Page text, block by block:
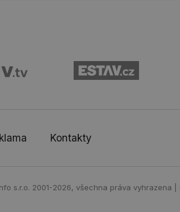
Kontakty
s.r.o. 2001-2026, všechna práva vyhrazena |